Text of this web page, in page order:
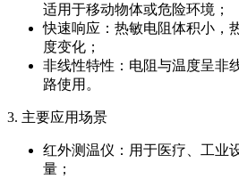
适用于移动物体或危险环境；
快速响应：热敏电阻体积小，
度变化；
非线性特性：电阻与温度呈非
路使用。
3. 主要应用场景
红外测温仪：用于医疗、工业
量；